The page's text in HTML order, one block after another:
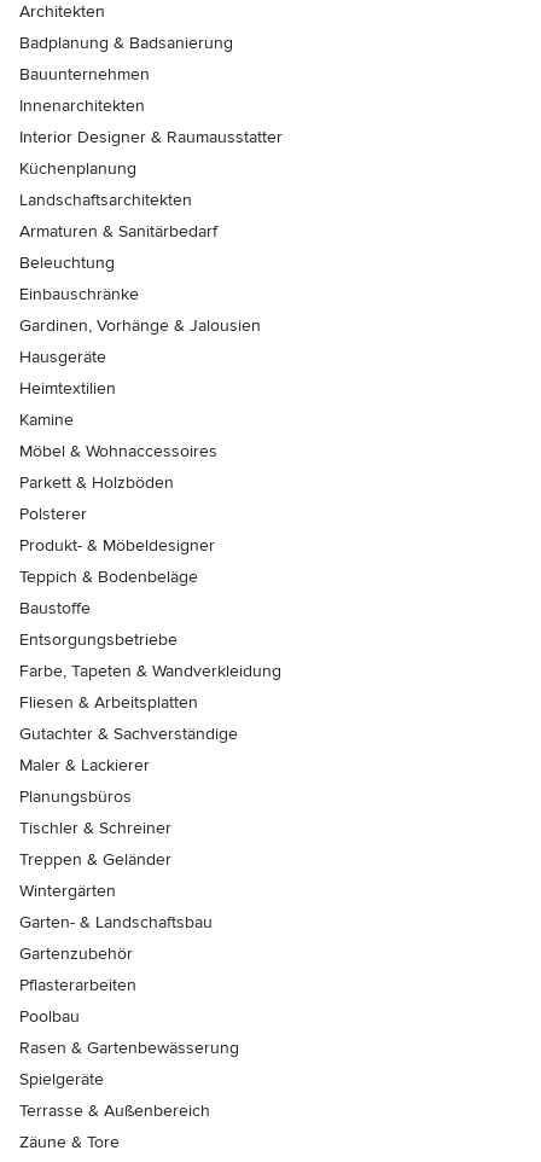
Architekten
Badplanung & Badsanierung
Bauunternehmen
Innenarchitekten
Interior Designer & Raumausstatter
Küchenplanung
Landschaftsarchitekten
Armaturen & Sanitärbedarf
Beleuchtung
Einbauschränke
Gardinen, Vorhänge & Jalousien
Hausgeräte
Heimtextilien
Kamine
Möbel & Wohnaccessoires
Parkett & Holzböden
Polsterer
Produkt- & Möbeldesigner
Teppich & Bodenbeläge
Baustoffe
Entsorgungsbetriebe
Farbe, Tapeten & Wandverkleidung
Fliesen & Arbeitsplatten
Gutachter & Sachverständige
Maler & Lackierer
Planungsbüros
Tischler & Schreiner
Treppen & Geländer
Wintergärten
Garten- & Landschaftsbau
Gartenzubehör
Pflasterarbeiten
Poolbau
Rasen & Gartenbewässerung
Spielgeräte
Terrasse & Außenbereich
Zäune & Tore